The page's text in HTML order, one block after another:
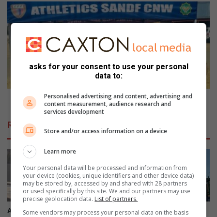
m
s
a
t
e
m
o
:
W
h
N
r
t
s
h
l
e
h
o
n
North-West athletes honored at year-end ceremony
Related Articles
Another collision on N12-
VIDEO: Students displaced
asks for your consent to use your personal
data to:
Personalised advertising and content, advertising and
content measurement, audience research and
services development
Store and/or access information on a device
Learn more
Your personal data will be processed and information from
your device (cookies, unique identifiers and other device data)
may be stored by, accessed by and shared with 28 partners
or used specifically by this site. We and our partners may use
precise geolocation data. List of partners.
Some vendors may process your personal data on the basis